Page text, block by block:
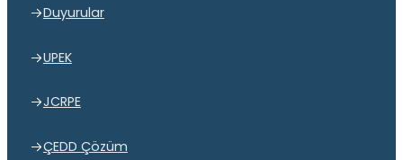
Duyurular
UPEK
JCRPE
ÇEDD Çözüm